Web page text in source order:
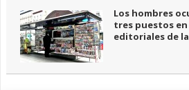
Los hombres
tres puestos
editoriales de